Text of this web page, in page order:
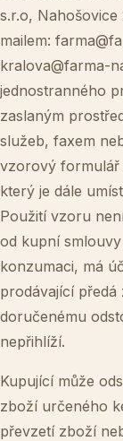
s.r.o, Nahošovice
mailem:
kralova@farma-
jednostranného
zaslaným
služeb, faxem
vzorový formulář
který je dále
Použití vzoru
od kupní
konzumaci, má
prodávající předá
doručenému
nepřihlíží.
Kupující může
zboží určeného
převzetí zboží